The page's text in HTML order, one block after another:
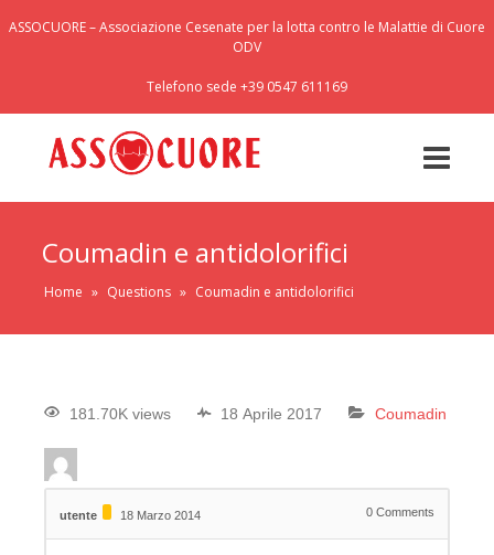
ASSOCUORE – Associazione Cesenate per la lotta contro le Malattie di Cuore
ODV
Telefono sede +39 0547 611169
Coumadin e antidolorifici
Home » Questions » Coumadin e antidolorifici
181.70K views 18 Aprile 2017 Coumadin
utente 18 Marzo 2014 0 Comments